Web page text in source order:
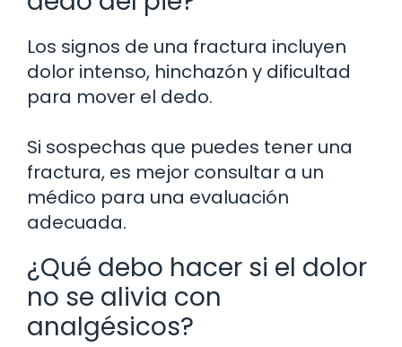
Los signos de una fractura incluyen
dolor intenso, hinchazón y dificultad
para mover el dedo.
Si sospechas que puedes tener una
fractura, es mejor consultar a un
médico para una evaluación
adecuada.
¿Qué debo hacer si el dolor
no se alivia con
analgésicos?